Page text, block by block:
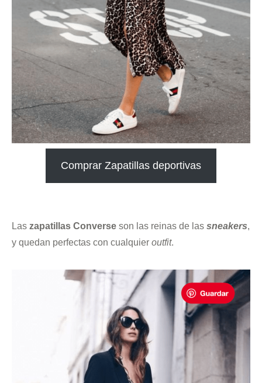
Comprar Zapatillas deportivas
Las zapatillas Converse son las reinas de las sneakers,
y quedan perfectas con cualquier outfit.